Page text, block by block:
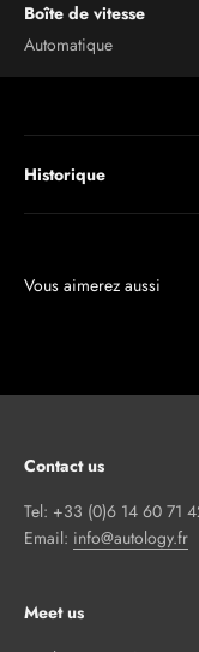
Boîte de vitesse
Automatique
Historique
Contact us
Tel: +33 (0)6 14 60 71
Email: info@autology.fr
Meet us